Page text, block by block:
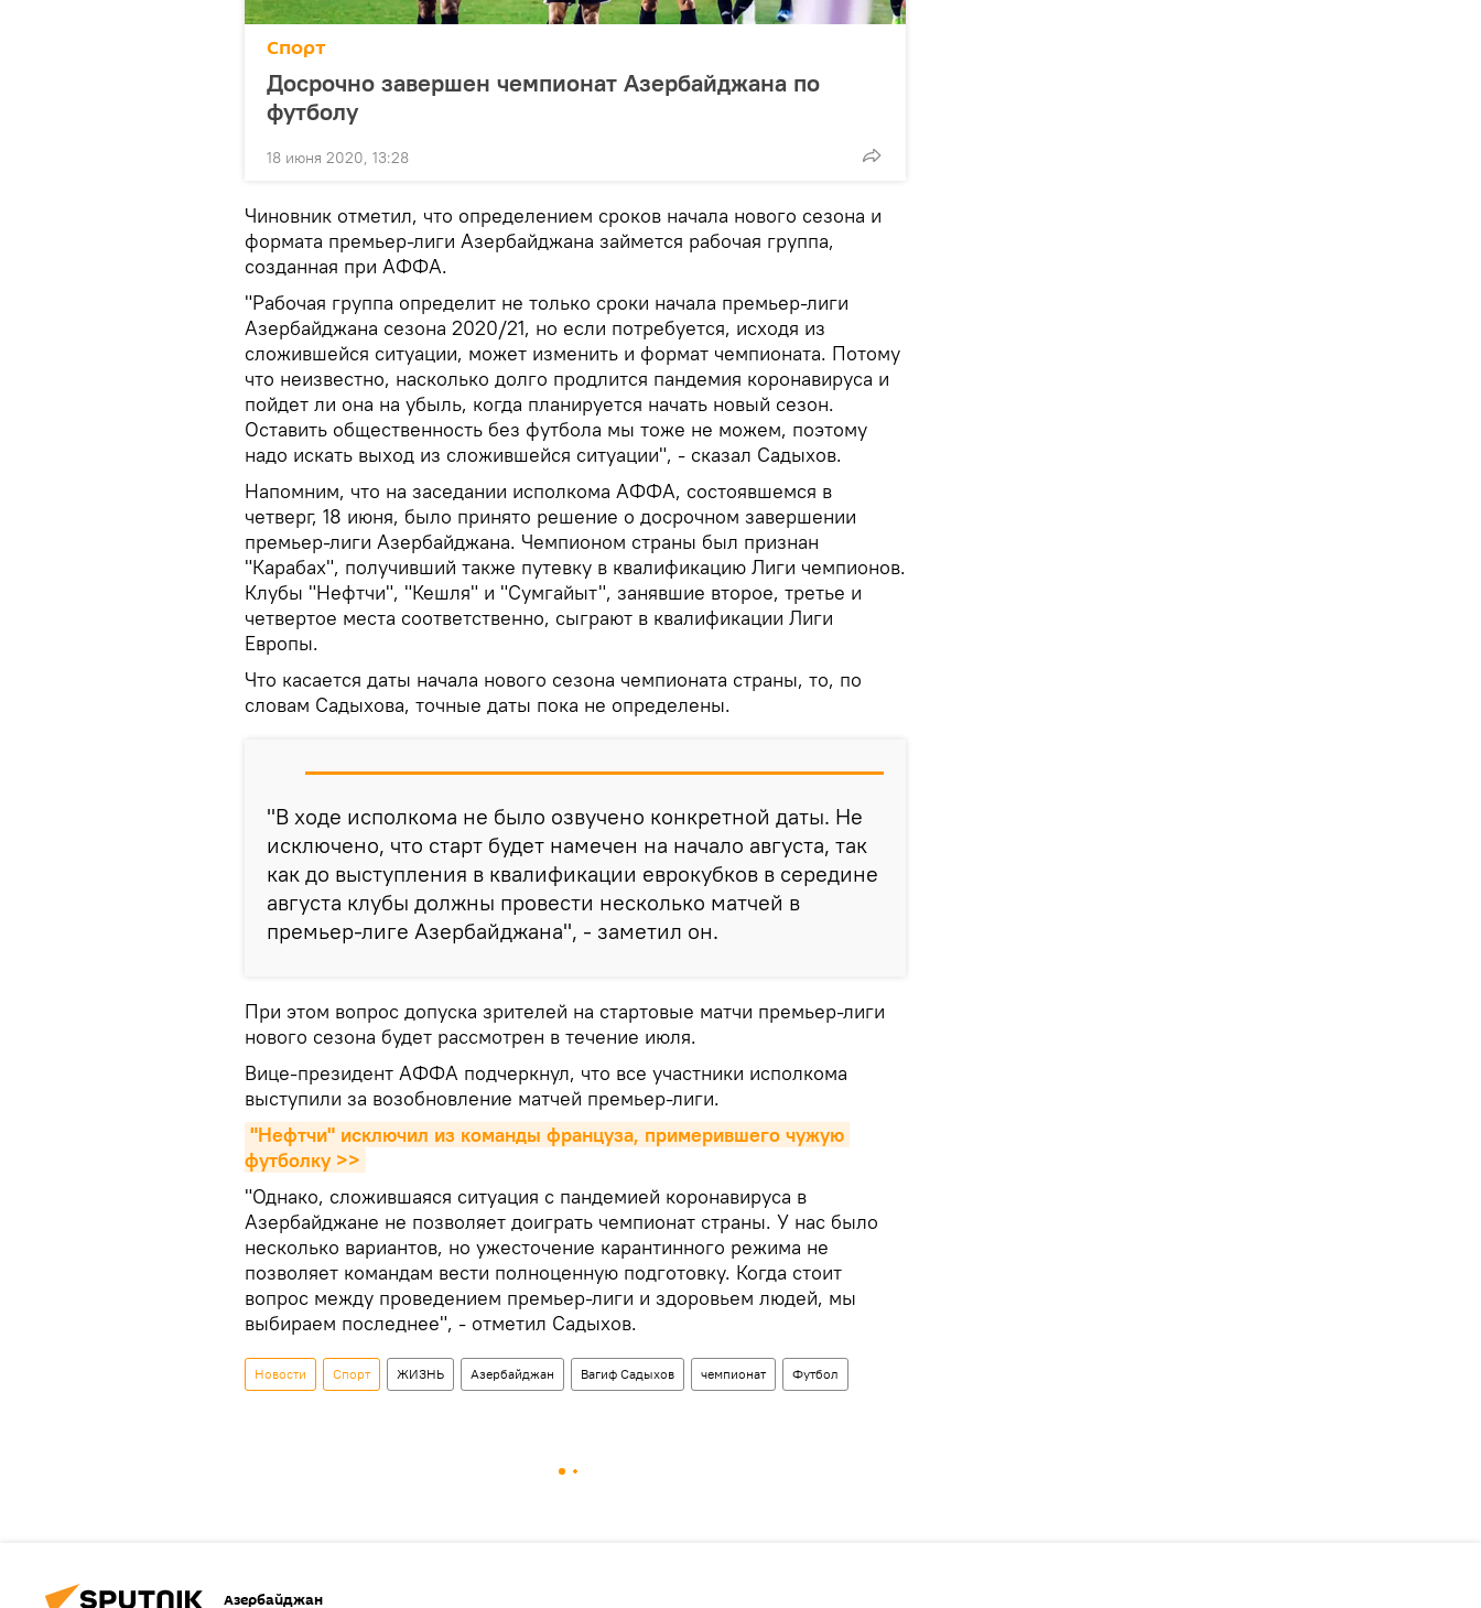
Спорт
Досрочно завершен чемпионат Азербайджана по
футболу
18 июня 2020, 13:28
Чиновник отметил, что определением сроков начала нового сезона и
формата премьер-лиги Азербайджана займется рабочая группа,
созданная при АФФА.
"Рабочая группа определит не только сроки начала премьер-лиги
Азербайджана сезона 2020/21, но если потребуется, исходя из
сложившейся ситуации, может изменить и формат чемпионата. Потому
что неизвестно, насколько долго продлится пандемия коронавируса и
пойдет ли она на убыль, когда планируется начать новый сезон.
Оставить общественность без футбола мы тоже не можем, поэтому
надо искать выход из сложившейся ситуации", - сказал Садыхов.
Напомним, что на заседании исполкома АФФА, состоявшемся в
четверг, 18 июня, было принято решение о досрочном завершении
премьер-лиги Азербайджана. Чемпионом страны был признан
"Карабах", получивший также путевку в квалификацию Лиги чемпионов.
Клубы "Нефтчи", "Кешля" и "Сумгайыт", занявшие второе, третье и
четвертое места соответственно, сыграют в квалификации Лиги
Европы.
Что касается даты начала нового сезона чемпионата страны, то, по
словам Садыхова, точные даты пока не определены.
"В ходе исполкома не было озвучено конкретной даты. Не
исключено, что старт будет намечен на начало августа, так
как до выступления в квалификации еврокубков в середине
августа клубы должны провести несколько матчей в
премьер-лиге Азербайджана", - заметил он.
При этом вопрос допуска зрителей на стартовые матчи премьер-лиги
нового сезона будет рассмотрен в течение июля.
Вице-президент АФФА подчеркнул, что все участники исполкома
выступили за возобновление матчей премьер-лиги.
"Нефтчи" исключил из команды француза, примерившего чужую
футболку >>
"Однако, сложившаяся ситуация с пандемией коронавируса в
Азербайджане не позволяет доиграть чемпионат страны. У нас было
несколько вариантов, но ужесточение карантинного режима не
позволяет командам вести полноценную подготовку. Когда стоит
вопрос между проведением премьер-лиги и здоровьем людей, мы
выбираем последнее", - отметил Садыхов.
Новости Спорт ЖИЗНЬ Азербайджан Вагиф Садыхов чемпионат Футбол
Азербайджан